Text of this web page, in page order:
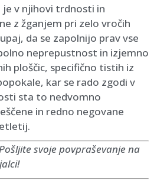
je v njihovi trdnosti in
z žganjem pri zelo vročih
da se zapolnijo prav vse
neprepustnost in izjemno
ploščic, specifično tistih iz
kar se rado zgodi v
sta to nedvomno
in redno negovane
svoje povpraševanje na